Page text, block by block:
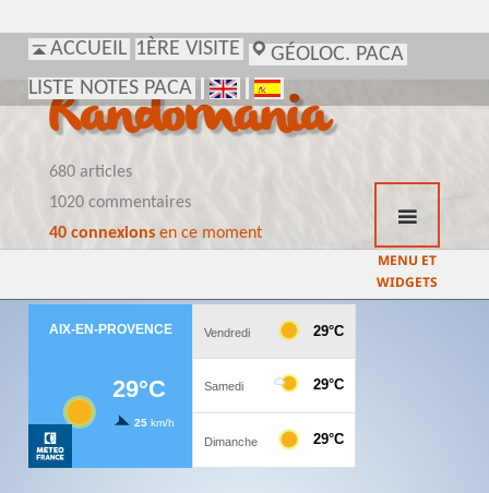
ACCUEIL 1ÈRE VISITE
GÉOLOC. PACA
LISTE NOTES PACA
Randomania
680 articles
1020 commentaires
40 connexionsen ce moment
MENU ET
WIDGETS